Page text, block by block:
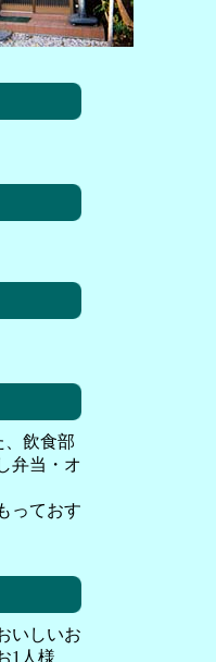
、飲食部
弁当・オ
っておす
いしいお
1人様